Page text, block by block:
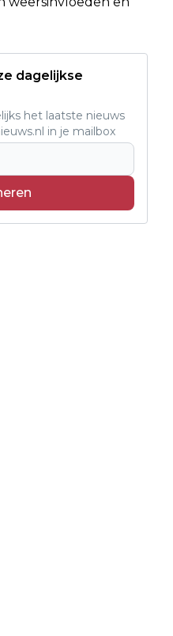
dagelijkse
het laatste nieuws
in je mailbox